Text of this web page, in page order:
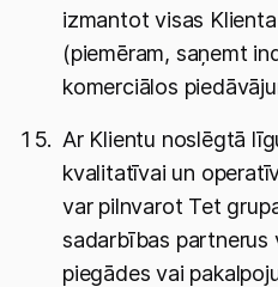
izmantot visas
(piemēram, saņemt
komerciālos
Ar Klientu noslēgtā
kvalitatīvai un
var pilnvarot Tet
sadarbības partnerus
piegādes vai